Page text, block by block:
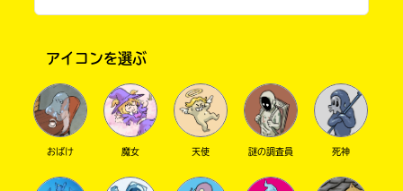
キミに
アイコンを選ぶ
おばけ 魔女 天使 謎の調査員 死神